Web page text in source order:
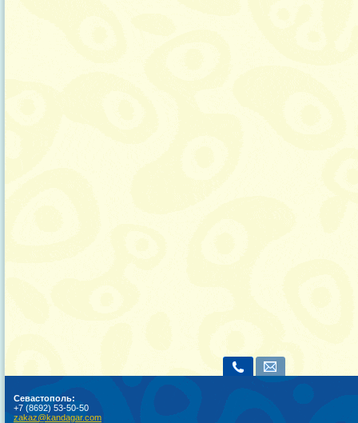
Севастополь:
+7 (8692) 53-50-50
zakaz@kandagar.com